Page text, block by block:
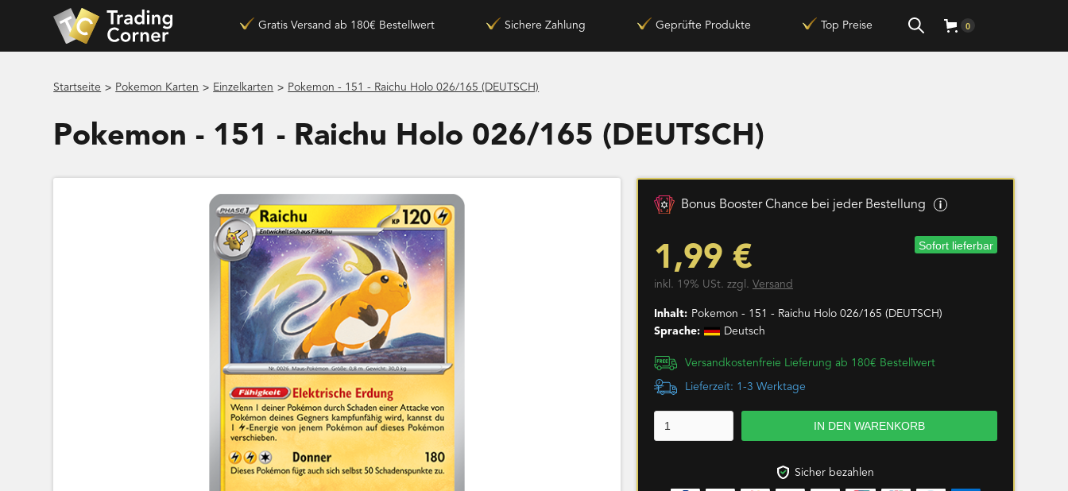
Gratis Versand ab 180€ Bestellwert Sichere Zahlung Geprüfte Produkte Top Preise 0
Startseite > Pokemon Karten > Einzelkarten > Pokemon - 151 - Raichu Holo 026/165 (DEUTSCH)
Pokemon - 151 - Raichu Holo 026/165 (DEUTSCH)
Bonus Booster Chance bei jeder Bestellung
1,99 € Sofort lieferbar
inkl. 19% USt. zzgl. Versand
Inhalt: Pokemon - 151 - Raichu Holo 026/165 (DEUTSCH)
Sprache:
Deutsch
Versandkostenfreie Lieferung ab 180€ Bestellwert
Lieferzeit: 1-3 Werktage
Sicher bezahlen